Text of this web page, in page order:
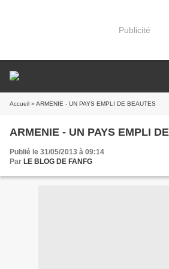
Publicité
Accueil » ARMENIE - UN PAYS EMPLI DE BEAUTES
ARMENIE - UN PAYS EMPLI
Publié le 31/05/2013 à 09:14
Par LE BLOG DE FANFG